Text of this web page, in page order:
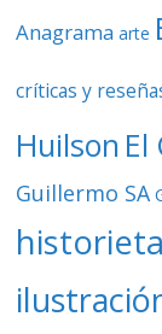
Anagrama arte
críticas y
Huilson El
Guillermo SA